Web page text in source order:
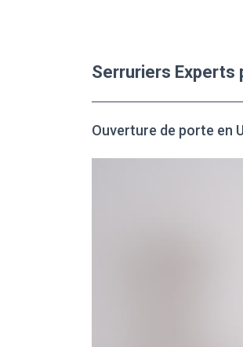
Serruriers Experts
Ouverture de porte en